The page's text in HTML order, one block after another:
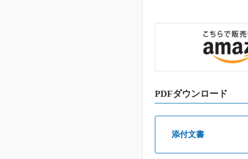
PDFダウンロード
添付文書